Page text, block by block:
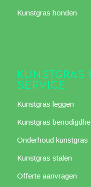
Kunstgras honden
KUNSTGRAS
SERVICE
Kunstgras leggen
Kunstgras
Onderhoud kunstgras
Kunstgras stalen
Offerte aanvragen